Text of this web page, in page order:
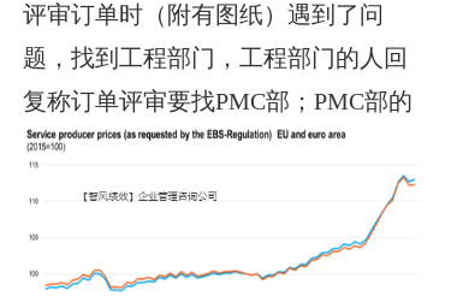
评审订单时（附有图纸）遇到了问
题，找到工程部门，工程部门的人回
复称订单评审要找PMC部；PMC部的